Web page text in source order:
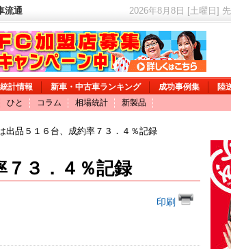
流通 2026年8月8日 [土曜日]
計情報 新車・中古車ランキング 成功事例集 陸
ひと コラム 相場統計 新製品
出品５１６台、成約率７３．４％記録
７３．４％記録
印刷